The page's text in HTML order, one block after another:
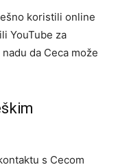
koristili online
YouTube za
da Ceca može
s Cecom